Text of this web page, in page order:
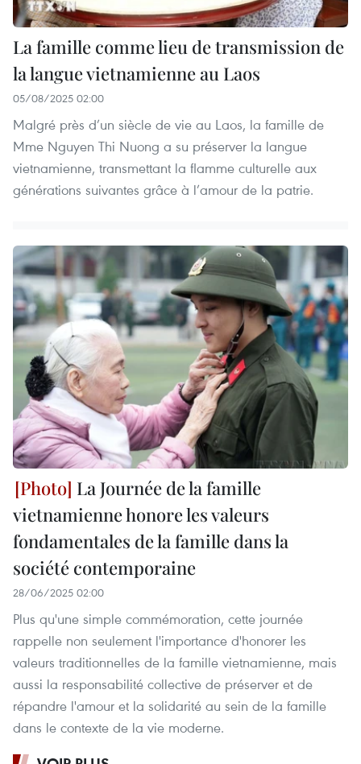
La famille comme lieu de transmission de
la langue vietnamienne au Laos
05/08/2025 02:00
Malgré près d’un siècle de vie au Laos, la famille de
Mme Nguyen Thi Nuong a su préserver la langue
vietnamienne, transmettant la flamme culturelle aux
générations suivantes grâce à l’amour de la patrie.
La Journée de la famille
vietnamienne honore les valeurs
fondamentales de la famille dans la
société contemporaine
28/06/2025 02:00
Plus qu'une simple commémoration, cette journée
rappelle non seulement l'importance d'honorer les
valeurs traditionnelles de la famille vietnamienne, mais
aussi la responsabilité collective de préserver et de
répandre l'amour et la solidarité au sein de la famille
dans le contexte de la vie moderne.